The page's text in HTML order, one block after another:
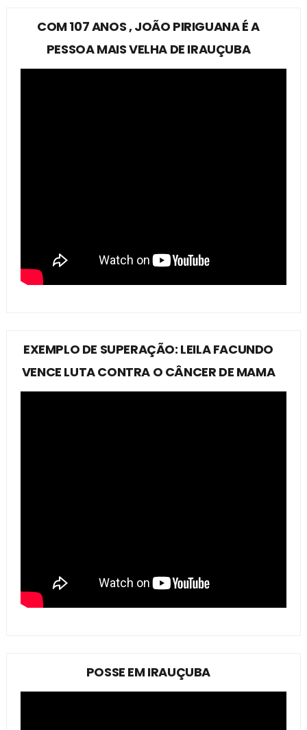
COM 107 ANOS , JOÃO PIRIGUANA É A
PESSOA MAIS VELHA DE IRAUÇUBA
EXEMPLO DE SUPERAÇÃO: LEILA FACUNDO
VENCE LUTA CONTRA O CÂNCER DE MAMA
POSSE EM IRAUÇUBA